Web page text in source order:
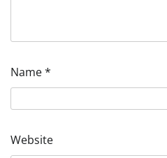
Name*
Website